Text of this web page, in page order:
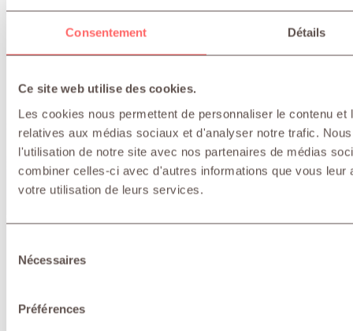
Consentement Détails
Ce site web utilise des cookies.
Les cookies nous permettent de personnaliser le contenu
relatives aux médias sociaux et d'analyser notre trafic.
l'utilisation de notre site avec nos partenaires de médias
combiner celles-ci avec d'autres informations que vous
votre utilisation de leurs services.
Nécessaires
Préférences